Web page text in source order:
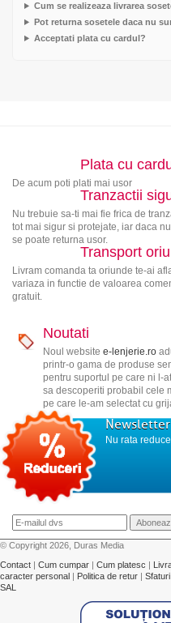
Cum se realizeaza livrarea
Pot returna sosetele daca nu
Acceptati plata cu cardul?
Plata cu
De acum poti plati mai usor
Tranzactii
Nu trebuie sa-ti mai fie frica de
tot mai sigur si protejate, iar daca
se poate returna usor.
Transport
Livram comanda ta oriunde te-ai
variaza in functie de valoarea
gratuit.
Noutati
Noul website e-lenjerie.ro
printr-o gama de produse
pentru suportul pe care ni l-
sa descoperiti probabil cele
pe care le-am selectat cu
Newsletter
Nu rata
© Copyright 2026, Duras Media
Contact | Cum cumpar | Cum platesc |
caracter personal | Politica de retur |
SAL